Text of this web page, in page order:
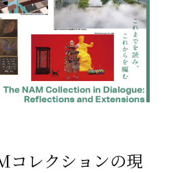
レクションの現